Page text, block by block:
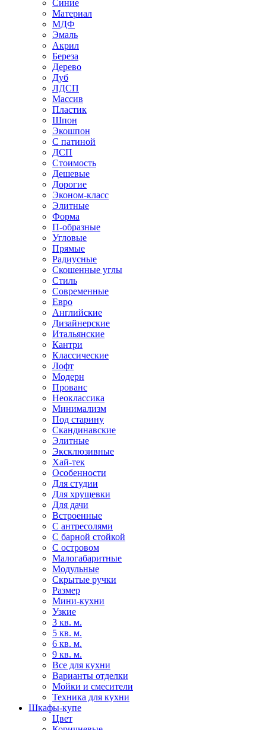
Синие
Материал
МДФ
Эмаль
Акрил
Береза
Дерево
Дуб
ЛДСП
Массив
Пластик
Шпон
Экошпон
С патиной
ДСП
Стоимость
Дешевые
Дорогие
Эконом-класс
Элитные
Форма
П-образные
Угловые
Прямые
Радиусные
Скошенные углы
Стиль
Современные
Евро
Английские
Дизайнерские
Итальянские
Кантри
Классические
Лофт
Модерн
Прованс
Неоклассика
Минимализм
Под старину
Скандинавские
Элитные
Эксклюзивные
Хай-тек
Особенности
Для студии
Для хрущевки
Для дачи
Встроенные
С антресолями
С барной стойкой
С островом
Малогабаритные
Модульные
Скрытые ручки
Размер
Мини-кухни
Узкие
3 кв. м.
5 кв. м.
6 кв. м.
9 кв. м.
Все для кухни
Варианты отделки
Мойки и смесители
Техника для кухни
Шкафы-купе
Цвет